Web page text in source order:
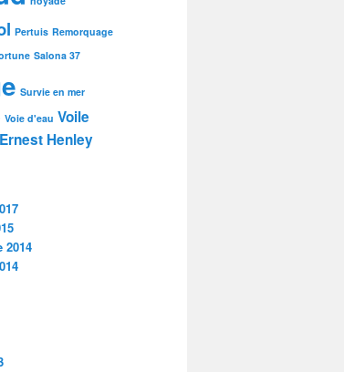
Pertuis Remorquage
Salona 37
Survie en mer
Voie d'eau Voile
Henley
2014